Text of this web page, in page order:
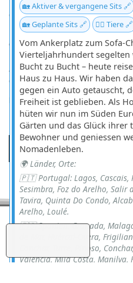
🏡 Aktiver & vergangene Sits 🔗
🏡 Geplante Sits 🔗
🐕‍🦺 Tiere 🔗
Vom Ankerplatz zum Sofa-
Vierteljahrhundert segelten
Bucht zu Bucht – heute
Haus zu Haus. Wir haben
gegen ein Auto getauscht,
Freiheit ist geblieben. Als
hüten wir nun im Süden
Gärten und das Glück ihrer
Bewohner und geniessen
Nomadenleben.
🌍 Länder, Orte:
🇵🇹 Portugal: Lagos, Cascais,
Sesimbra, Foz do Arelho, Salir
Tavira, Quinta Do Condo,
Arelho, Loulé.
🇪🇸 Spanien: Granada,
de Mar, Huércal-Overa,
Conchar, Turre, Pinoso,
Valencia, Mija Costa, Manilva,
Dezember 2011 - während Dubai
Geländewagen und einer gesunden
Dass wir die Wagenmehrmals bis
glamourös, hat noch nie mit
Doch das eigentliche Highlight kam
fotografieren als zu zittern . Also
Ganze im Nachhinein natürlich
Fazit der Nacht:
Sand ist überall.Wirklich,
Wüstenwinter sind kein
Es war jedes Staubkorn wert.
Die Düne hatte entschieden, dass
Mitten in der Weite der